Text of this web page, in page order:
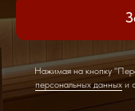
Нажимая на кнопку
персональных данныхи